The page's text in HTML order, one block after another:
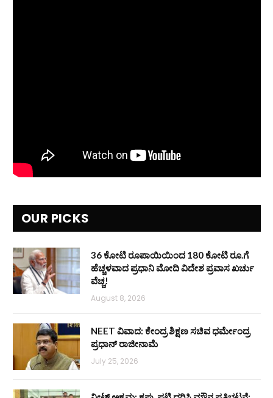
OUR PICKS
36 ಕೋಟಿ ರೂಪಾಯಿಯಿಂದ 180 ಕೋಟಿ ರೂ.ಗೆ
ಹೆಚ್ಚಳವಾದ ಪ್ರಧಾನಿ ಮೋದಿ ವಿದೇಶ ಪ್ರವಾಸ ಖರ್ಚು
ವೆಚ್ಚ!
August 8, 2026
NEET ವಿವಾದ: ಕೇಂದ್ರ ಶಿಕ್ಷಣ ಸಚಿವ ಧರ್ಮೇಂದ್ರ
ಪ್ರಧಾನ್ ರಾಜೀನಾಮೆ
July 25, 2026